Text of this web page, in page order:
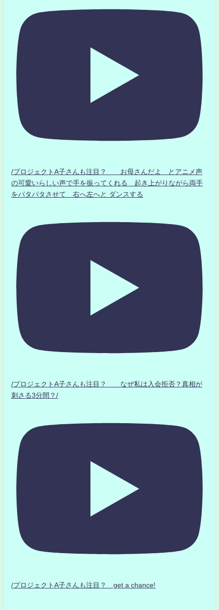
/プロジェクトA子さんも注目？ お母さんだよ とアニメ声
の可愛いらしい声で手を振ってくれる 起き上がりながら両手
をパタパタさせて 右へ左へと ダンスする
/プロジェクトA子さんも注目？ なぜ私は入会拒否？真相が
刺さる3分間？/
/プロジェクトA子さんも注目？ get a chance!